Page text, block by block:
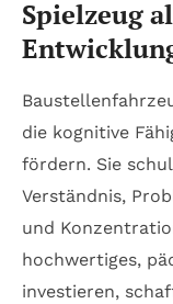
Spielzeug
die kognitive
fördern. Sie
Verständnis,
und
hochwertiges,
investieren,